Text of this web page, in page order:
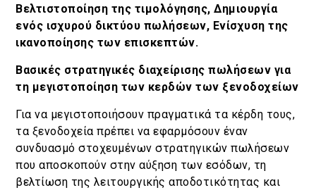
Βελτιστοποίηση της τιμολόγησης, Δημιουργία
ενός ισχυρού δικτύου πωλήσεων, Ενίσχυση της
ικανοποίησης των επισκεπτών.
Βασικές στρατηγικές διαχείρισης πωλήσεων για
τη μεγιστοποίηση των κερδών των ξενοδοχείων
Για να μεγιστοποιήσουν πραγματικά τα κέρδη τους,
τα ξενοδοχεία πρέπει να εφαρμόσουν έναν
συνδυασμό στοχευμένων στρατηγικών πωλήσεων
που αποσκοπούν στην αύξηση των εσόδων, τη
βελτίωση της λειτουργικής αποδοτικότητας και